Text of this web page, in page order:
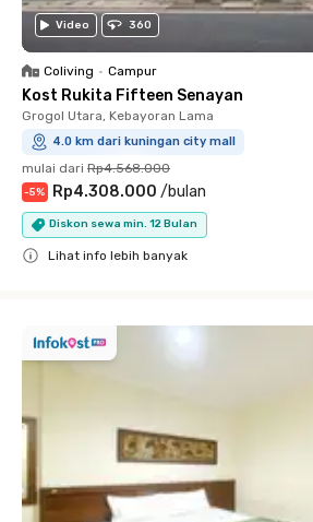
Video 360
Coliving • Campur
Kost Rukita Fifteen Senayan
Grogol Utara, Kebayoran Lama
4.0 km dari kuningan city mall
mulai dari Rp4.568.000
-5% Rp4.308.000 /bulan
Diskon sewa min. 12 Bulan
Lihat info lebih banyak